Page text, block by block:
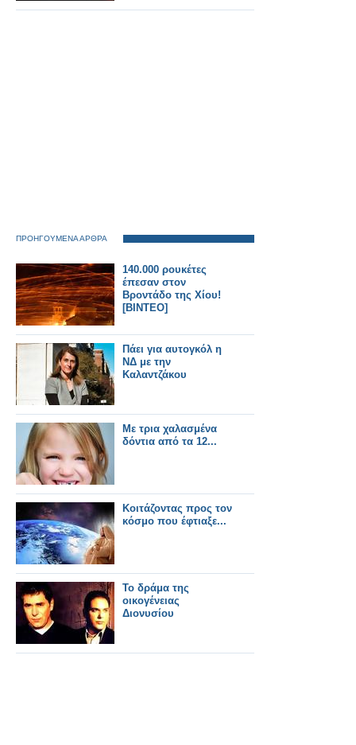
ΠΡΟΗΓΟΥΜΕΝΑ ΑΡΘΡΑ
140.000 ρουκέτες
έπεσαν στον
Βροντάδο της Χίου!
[ΒΙΝΤΕΟ]
Πάει για αυτογκόλ η
ΝΔ με την
Καλαντζάκου
Με τρια χαλασμένα
δόντια από τα 12...
Κοιτάζοντας προς τον
κόσμο που έφτιαξε...
Το δράμα της
οικογένειας
Διονυσίου